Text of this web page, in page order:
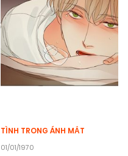
TÌNH TRONG ÁNH MẮT
01/01/1970